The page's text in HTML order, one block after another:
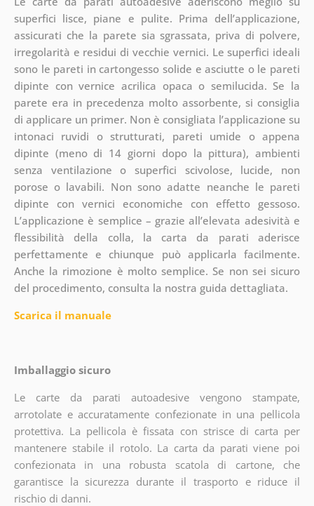
superfici lisce, piane e pulite. Prima dell’applicazione,
assicurati che la parete sia sgrassata, priva di polvere,
irregolarità e residui di vecchie vernici. Le superfici ideali
sono le pareti in cartongesso solide e asciutte o le pareti
dipinte con vernice acrilica opaca o semilucida. Se la
parete era in precedenza molto assorbente, si consiglia
di applicare un primer. Non è consigliata l’applicazione su
intonaci ruvidi o strutturati, pareti umide o appena
dipinte (meno di 14 giorni dopo la pittura), ambienti
senza ventilazione o superfici scivolose, lucide, non
porose o lavabili. Non sono adatte neanche le pareti
dipinte con vernici economiche con effetto gessoso.
L’applicazione è semplice – grazie all’elevata adesività e
flessibilità della colla, la carta da parati aderisce
perfettamente e chiunque può applicarla facilmente.
Anche la rimozione è molto semplice. Se non sei sicuro
del procedimento, consulta la nostra guida dettagliata.
Scarica il manuale
Imballaggio sicuro
Le carte da parati autoadesive vengono stampate,
arrotolate e accuratamente confezionate in una pellicola
protettiva. La pellicola è fissata con strisce di carta per
mantenere stabile il rotolo. La carta da parati viene poi
confezionata in una robusta scatola di cartone, che
garantisce la sicurezza durante il trasporto e riduce il
rischio di danni.